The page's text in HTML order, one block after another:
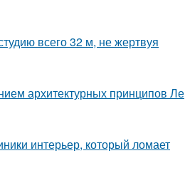
всего 32 м, не жертвуя
архитектурных принципов Ле
интерьер, который ломает